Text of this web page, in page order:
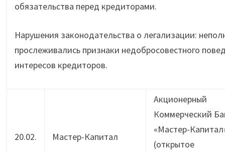
обязательства перед кредиторами.
Нарушения законодательства о легализации:
прослеживались признаки недобросовестного
интересов кредиторов.
20.02. Мастер-Капитал
Акционерный
Коммерческий
«Мастер-
(открытое